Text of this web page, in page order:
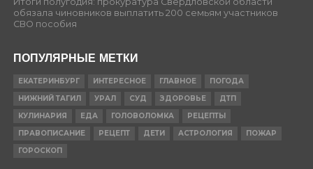
обязала чиновников выплатить 200 семьям участников
СВО пособия
ПОПУЛЯРНЫЕ МЕТКИ
ЕКАТЕРИНБУРГ ИНТЕРЕСНОЕ ГЛАВНОЕ
ПОГОДА
НИЖНИЙ ТАГИЛ
УРАЛ СУД ЗДОРОВЬЕ
ДТП
КУЛИНАРИЯ
ЕДА ГОЛОВОЛОМКА
РЕЦЕПТЫ
ПРАВОПИСАНИЕ
РЕЦЕПТ ДЕТИ АСТРОЛОГИЯ
ПОЖАР
ГОРОСКОП